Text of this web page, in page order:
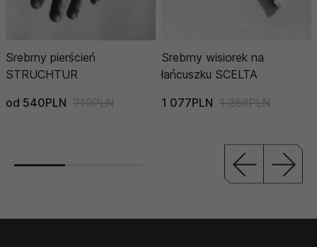
Srebrny pierścień
STRUCHTUR
od 540PLN 719PLN
Srebrny wisiorek na
łańcuszku SCELTA
1 077PLN 1 266PLN